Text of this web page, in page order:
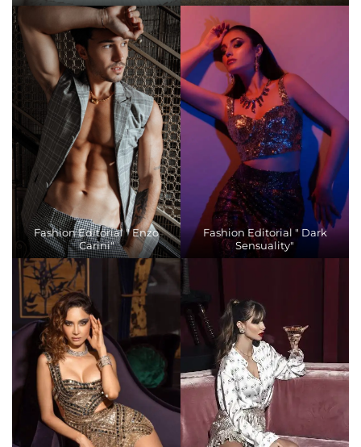
Fashion Editorial " Enzo
Carini"
Fashion Editorial " Dark
Sensuality"